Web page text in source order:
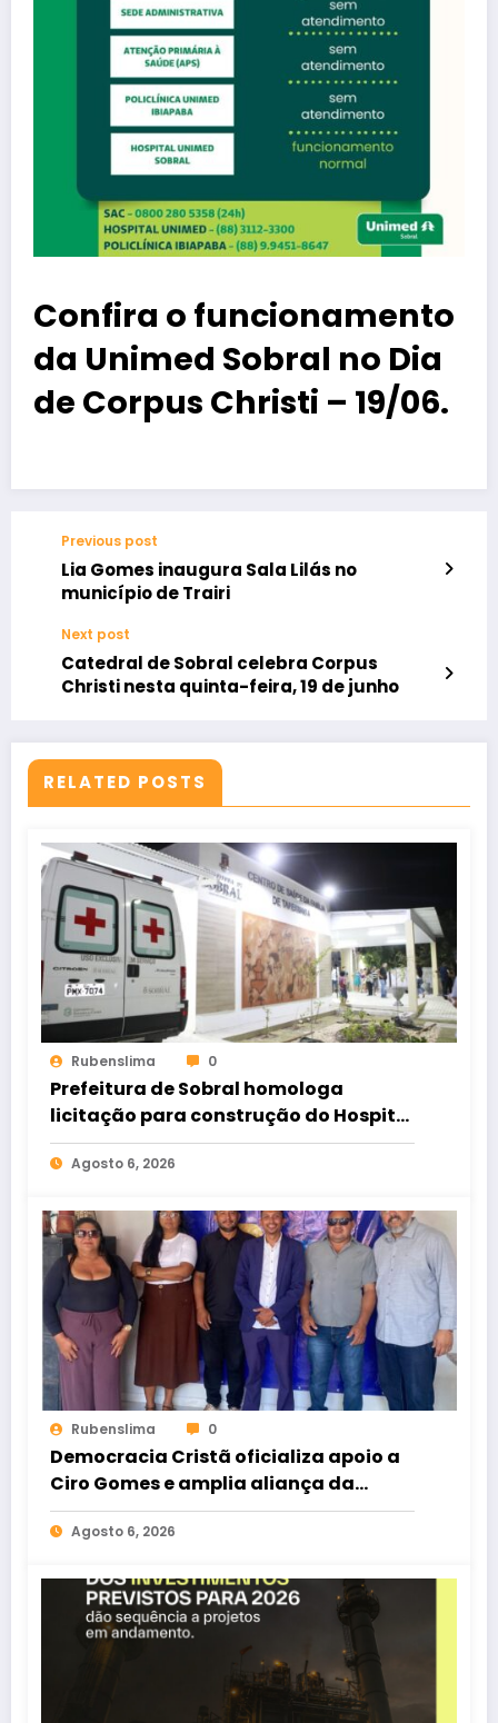
Confira o funcionamento
da Unimed Sobral no Dia
de Corpus Christi – 19/06.
Previous post
Lia Gomes inaugura Sala Lilás no
município de Trairi
Next post
Catedral de Sobral celebra Corpus
Christi nesta quinta-feira, 19 de junho
RELATED POSTS
Rubenslima 0
Prefeitura de Sobral homologa
licitação para construção do Hospital
de Taperuaba
Agosto 6, 2026
Rubenslima 0
Democracia Cristã oficializa apoio a
Ciro Gomes e amplia aliança da
oposição no Ceará
Agosto 6, 2026